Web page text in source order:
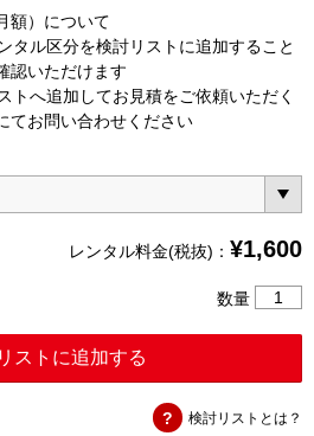
額）について
タル区分を検討リストに追加すること
認いただけます
トへ追加してお見積をご依頼いただく
てお問い合わせください
レンタル料金(税抜)： ¥1,600
数量
1.5DSM
用
ストに追加する
検討リストとは？